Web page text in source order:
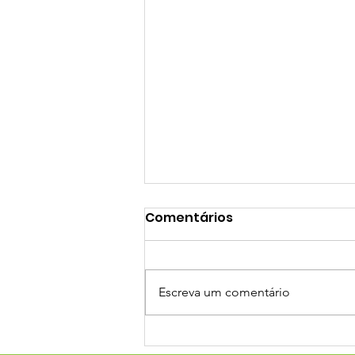
#Rebobinando para
Comentários
Escreva um comentário